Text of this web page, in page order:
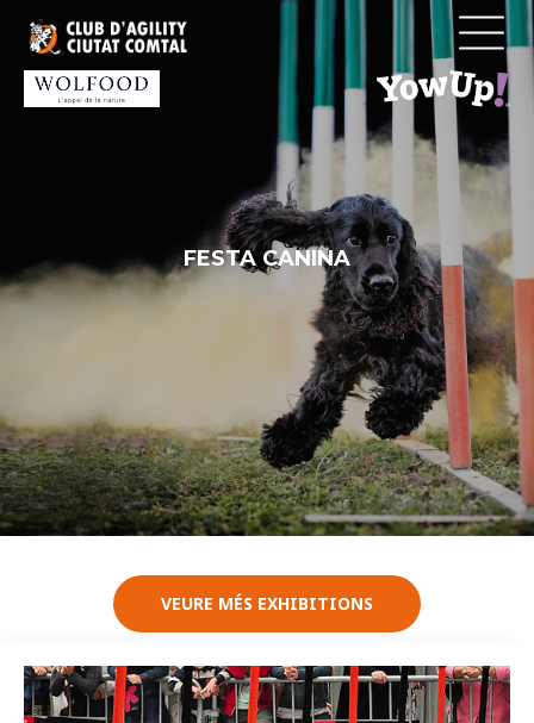
contingut
FESTA CANINA
VEURE MÉS EXHIBITIONS
Imatge